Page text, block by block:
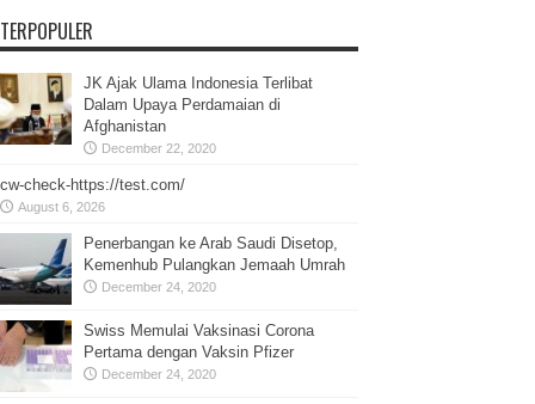
TERPOPULER
JK Ajak Ulama Indonesia Terlibat
Dalam Upaya Perdamaian di
Afghanistan
December 22, 2020
cw-check-https://test.com/
August 6, 2026
Penerbangan ke Arab Saudi Disetop,
Kemenhub Pulangkan Jemaah Umrah
December 24, 2020
Swiss Memulai Vaksinasi Corona
Pertama dengan Vaksin Pfizer
December 24, 2020